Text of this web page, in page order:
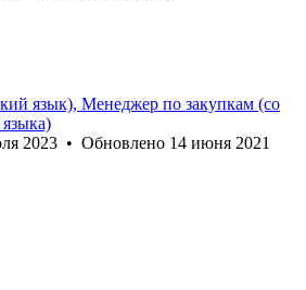
язык), Менеджер по закупкам (со
2023 • Обновлено 14 июня 2021